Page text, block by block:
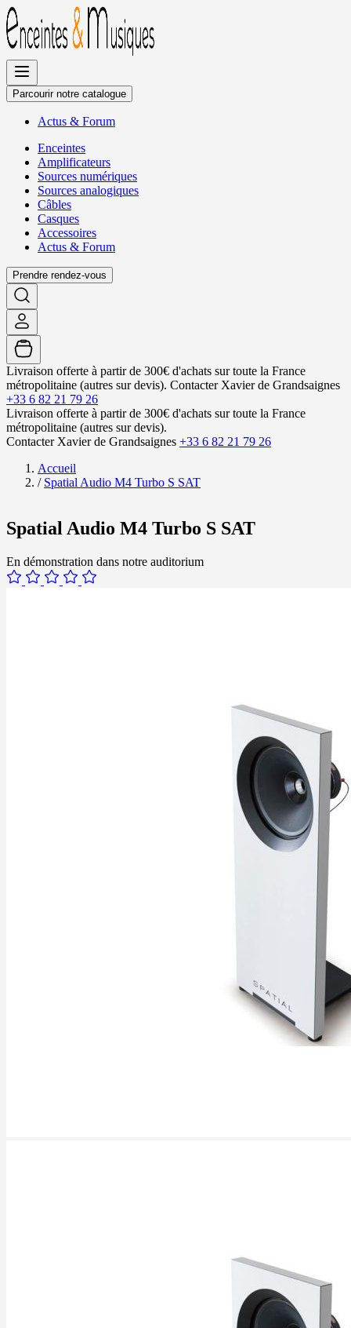
Allez
au
contenu
Parcourir notre catalogue
Actus & Forum
Enceintes
Amplificateurs
Sources numériques
Sources analogiques
Câbles
Casques
Accessoires
Actus & Forum
Prendre rendez-vous
Livraison offerte à partir de 300€ d'achats sur toute la France
métropolitaine (autres sur devis). Contacter Xavier de Grandsaignes
+33 6 82 21 79 26
Livraison offerte à partir de 300€ d'achats sur toute la France
métropolitaine (autres sur devis).
Contacter Xavier de Grandsaignes +33 6 82 21 79 26
Accueil
/ Spatial Audio M4 Turbo S SAT
Spatial Audio M4 Turbo S SAT
En démonstration dans notre auditorium